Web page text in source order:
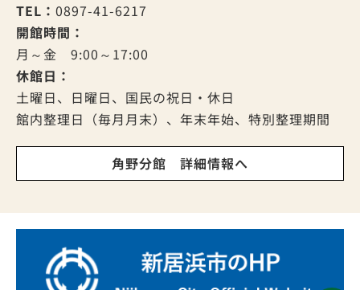
TEL： 0897-41-6217
開館時間：
月～金 9:00～17:00
休館日：
土曜日、日曜日、国民の祝日・休日
館内整理日（毎月月末）、年末年始、特別整理期間
角野分館 詳細情報へ